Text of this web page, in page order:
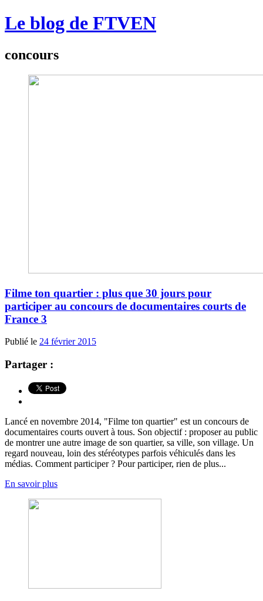
Le blog de FTVEN
concours
Filme ton quartier : plus que 30 jours pour
participer au concours de documentaires courts de
France 3
Publié le 24 février 2015
Partager :
Lancé en novembre 2014, "Filme ton quartier" est un concours de
documentaires courts ouvert à tous. Son objectif : proposer au public
de montrer une autre image de son quartier, sa ville, son village. Un
regard nouveau, loin des stéréotypes parfois véhiculés dans les
médias. Comment participer ? Pour participer, rien de plus...
En savoir plus